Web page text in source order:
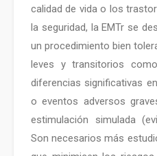
calidad de vida o los
la seguridad, la EMTr se
un procedimiento bien
leves y transitorios
diferencias significativas
o eventos adversos
estimulación simulada
Son necesarios más